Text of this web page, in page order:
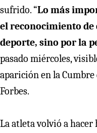
sufrido. “Lo más
el reconocimiento de
deporte, sino por la
pasado miércoles,
aparición en la
Forbes.
La atleta volvió a hacer